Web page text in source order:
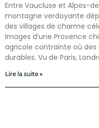
Entre Vaucluse et Alpes-
montagne verdoyante
des villages de charme
Images d’une Provence
agricole contrainte où
durables. Vu de Paris,
Lire la suite »